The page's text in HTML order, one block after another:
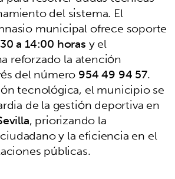
del sistema. El
municipal ofrece soporte
a 14:00 horasy el
reforzado la atención
del número954 49 94 57.
tecnológica, el municipio se
de la gestión deportiva en
, priorizando la
y la eficiencia en el
públicas.